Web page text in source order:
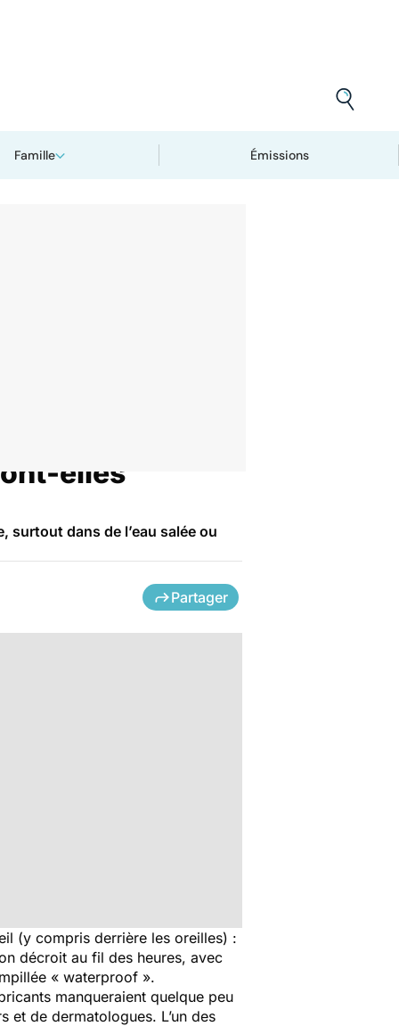
Famille Émissions
elles
surtout dans de l’eau salée ou
Partager
(y compris derrière les oreilles) :
décroit au fil des heures, avec
« waterproof ».
manqueraient quelque peu
et de dermatologues. L’un des